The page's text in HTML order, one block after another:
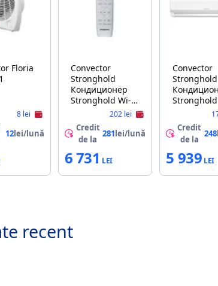
8 lei
12lei/lună
Convector
Stronghold
Кондиционер
Stronghold Wi-Fi
Smart Inverter
SAC-12SI-2
202 lei
Credit
de la
281lei/lună
6 731
Convector
Stronghold
Stronghold
Smart
SAC-09SI
Credit
de la
248
5 939
recent